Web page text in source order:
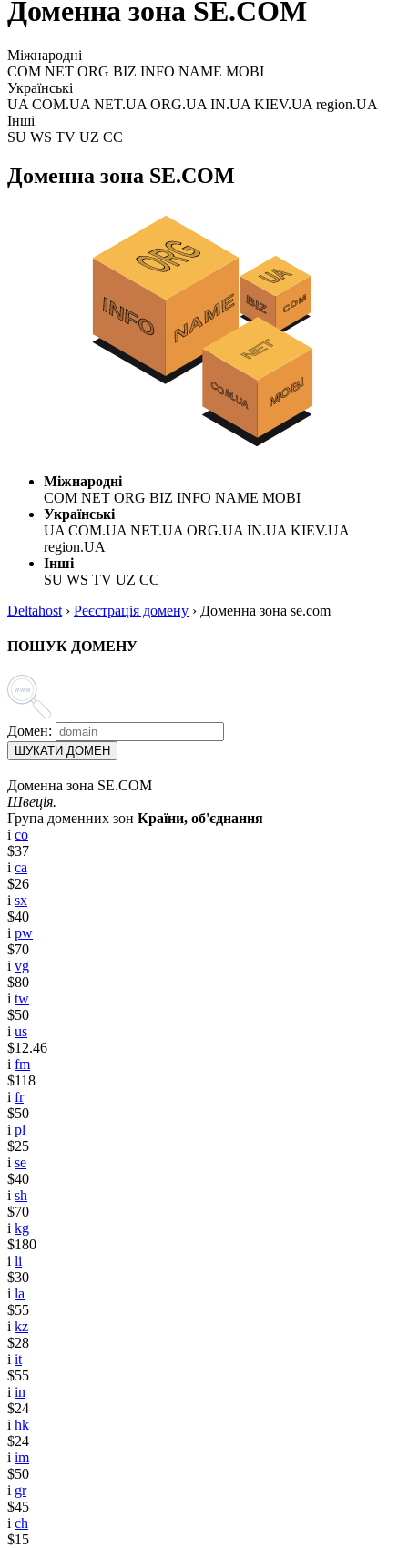
Доменна зона SE.COM
Міжнародні
COM NET ORG BIZ INFO NAME MOBI
Українські
UA COM.UA NET.UA ORG.UA IN.UA KIEV.UA region.UA
Інші
SU WS TV UZ CC
Доменна зона SE.COM
Міжнародні
COM NET ORG BIZ INFO NAME MOBI
Українські
UA COM.UA NET.UA ORG.UA IN.UA KIEV.UA
region.UA
Інші
SU WS TV UZ CC
Deltahost › Реєстрація домену › Доменна зона se.com
ПОШУК ДОМЕНУ
Домен:
ШУКАТИ ДОМЕН
Доменна зона SE.COM
Швеція.
Група доменних зон Країни, об'єднання
i co
$37
i ca
$26
i sx
$40
i pw
$70
i vg
$80
i tw
$50
i us
$12.46
i fm
$118
i fr
$50
i pl
$25
i se
$40
i sh
$70
i kg
$180
i li
$30
i la
$55
i kz
$28
i it
$55
i in
$24
i hk
$24
i im
$50
i gr
$45
i ch
$15